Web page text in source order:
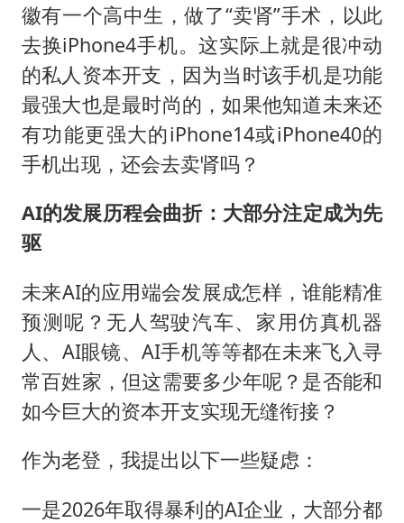
徽有一个高中生，做了“卖肾”手术，以此
去换iPhone4手机。这实际上就是很冲动
的私人资本开支，因为当时该手机是功能
最强大也是最时尚的，如果他知道未来还
有功能更强大的iPhone14或iPhone40的
手机出现，还会去卖肾吗？
AI的发展历程会曲折：大部分注定成为先
驱
未来AI的应用端会发展成怎样，谁能精准
预测呢？无人驾驶汽车、家用仿真机器
人、AI眼镜、AI手机等等都在未来飞入寻
常百姓家，但这需要多少年呢？是否能和
如今巨大的资本开支实现无缝衔接？
作为老登，我提出以下一些疑虑：
一是2026年取得暴利的AI企业，大部分都